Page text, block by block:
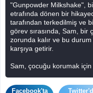
"Gunpowder Milkshake",
etrafında dönen bir
tarafından terkedilmiş ve
görev sırasında, Sam,
zorunda kalır ve bu
karşıya getirir.
Sam, çocuğu korumak için
Gugino, Michelle Yeoh,
Facebook'ta